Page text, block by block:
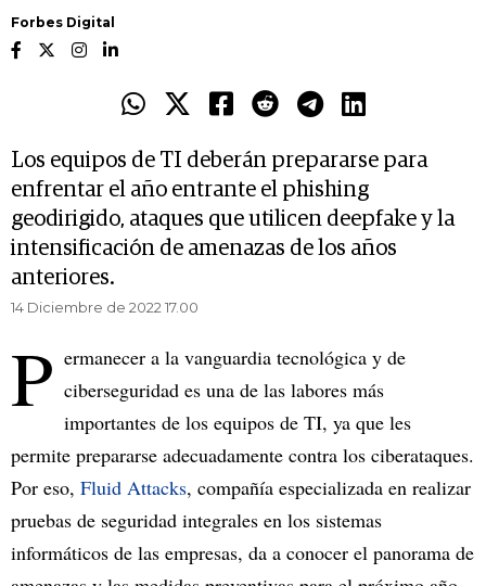
Forbes Digital
Los equipos de TI deberán prepararse para
enfrentar el año entrante el phishing
geodirigido, ataques que utilicen deepfake y la
intensificación de amenazas de los años
anteriores.
14 Diciembre de 2022 17.00
P ermanecer a la vanguardia tecnológica y de
ciberseguridad es una de las labores más
importantes de los equipos de TI, ya que les
permite prepararse adecuadamente contra los ciberataques.
Por eso, Fluid Attacks, compañía especializada en realizar
pruebas de seguridad integrales en los sistemas
informáticos de las empresas, da a conocer el panorama de